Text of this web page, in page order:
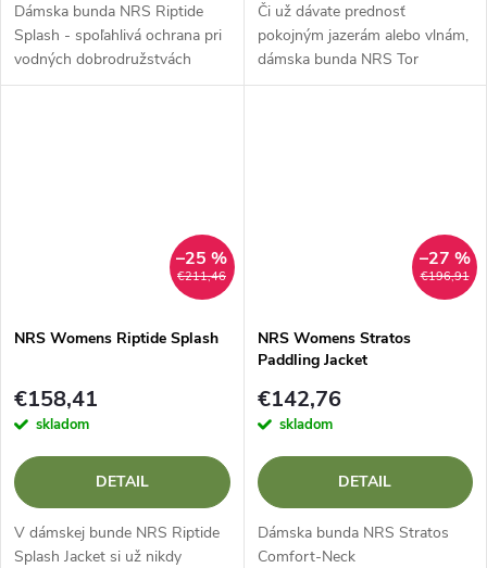
Dámska bunda NRS Riptide
Splash - spoľahlivá ochrana pri
vodných dobrodružstvách
Dámska bunda NRS Riptide
Či už dávate prednosť
pokojným jazerám alebo vlnám,
dámska bunda NRS Tor
poskytuje ľahkú, nepremokavú
€211,46
–25 %
NRS Womens Riptide Splash
€158,41
skladom
DETAIL
V dámskej bunde NRS Riptide
Splash Jacket si už nikdy
€196,91
–27 %
NRS Womens Stratos
Paddling Jacket
€142,76
skladom
DETAIL
Dámska bunda NRS Stratos
Comfort-Neck